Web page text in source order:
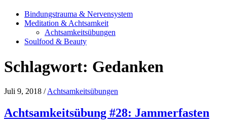
Bindungstrauma & Nervensystem
Meditation & Achtsamkeit
Achtsamkeitsübungen
Soulfood & Beauty
Schlagwort: Gedanken
Juli 9, 2018 /Achtsamkeitsübungen
Achtsamkeitsübung #28: Jammerfasten